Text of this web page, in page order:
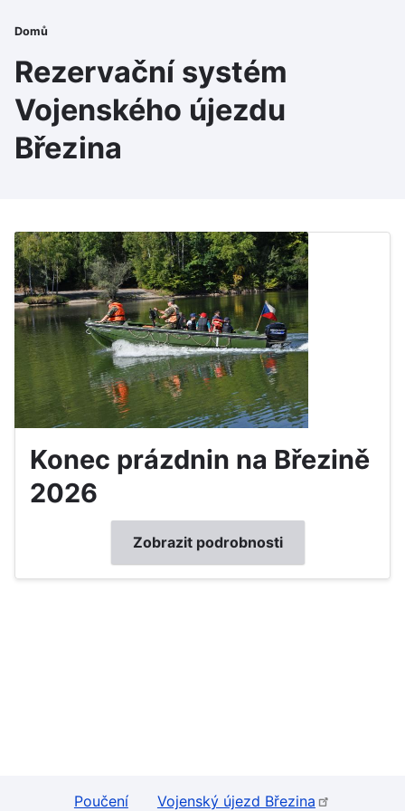
k
obsahu
Drobečková
navigace
Domů
Rezervační systém
Vojenského újezdu
Březina
Konec prázdnin na Březině
2026
Zobrazit podrobnosti
Patička
Poučení Vojenský újezd Březina